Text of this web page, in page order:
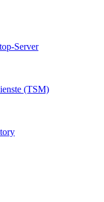
Server
(TSM)